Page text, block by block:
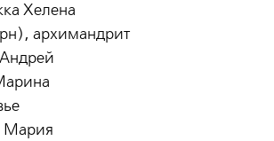
Хелена
архимандрит
Мария